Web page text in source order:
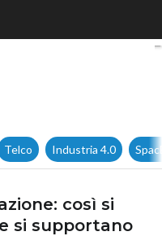
e autenticazione:
Telco Industria 4.0
così si
si supportano